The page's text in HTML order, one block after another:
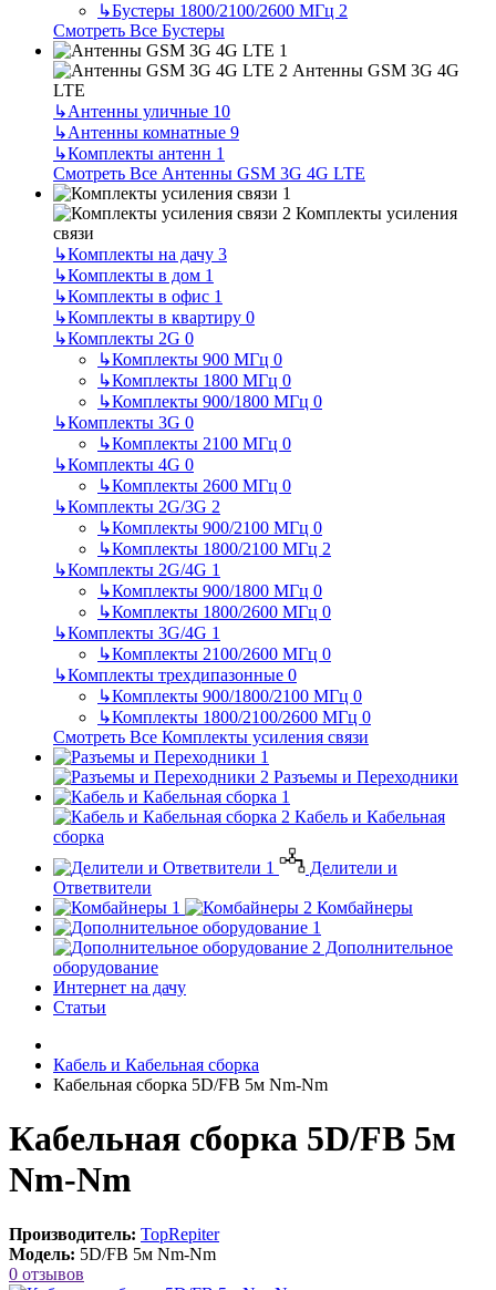
↳Бустеры 1800/2100/2600 МГц 2
Смотреть Все Бустеры
Антенны GSM 3G 4G
LTE
↳Антенны уличные 10
↳Антенны комнатные 9
↳Комплекты антенн 1
Смотреть Все Антенны GSM 3G 4G LTE
Комплекты усиления
связи
↳Комплекты на дачу 3
↳Комплекты в дом 1
↳Комплекты в офис 1
↳Комплекты в квартиру 0
↳Комплекты 2G 0
↳Комплекты 900 МГц 0
↳Комплекты 1800 МГц 0
↳Комплекты 900/1800 МГц 0
↳Комплекты 3G 0
↳Комплекты 2100 МГц 0
↳Комплекты 4G 0
↳Комплекты 2600 МГц 0
↳Комплекты 2G/3G 2
↳Комплекты 900/2100 МГц 0
↳Комплекты 1800/2100 МГц 2
↳Комплекты 2G/4G 1
↳Комплекты 900/1800 МГц 0
↳Комплекты 1800/2600 МГц 0
↳Комплекты 3G/4G 1
↳Комплекты 2100/2600 МГц 0
↳Комплекты трехдипазонные 0
↳Комплекты 900/1800/2100 МГц 0
↳Комплекты 1800/2100/2600 МГц 0
Смотреть Все Комплекты усиления связи
Разъемы и Переходники
Кабель и Кабельная
сборка
Делители и
Ответвители
Комбайнеры
Дополнительное
оборудование
Интернет на дачу
Статьи
Кабель и Кабельная сборка
Кабельная сборка 5D/FB 5м Nm-Nm
Кабельная сборка 5D/FB 5м
Nm-Nm
Производитель: TopRepiter
Модель: 5D/FB 5м Nm-Nm
0 отзывов